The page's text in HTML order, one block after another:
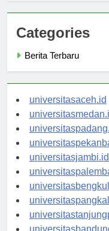
Categories
universitasaceh.id
universitasjambi.id